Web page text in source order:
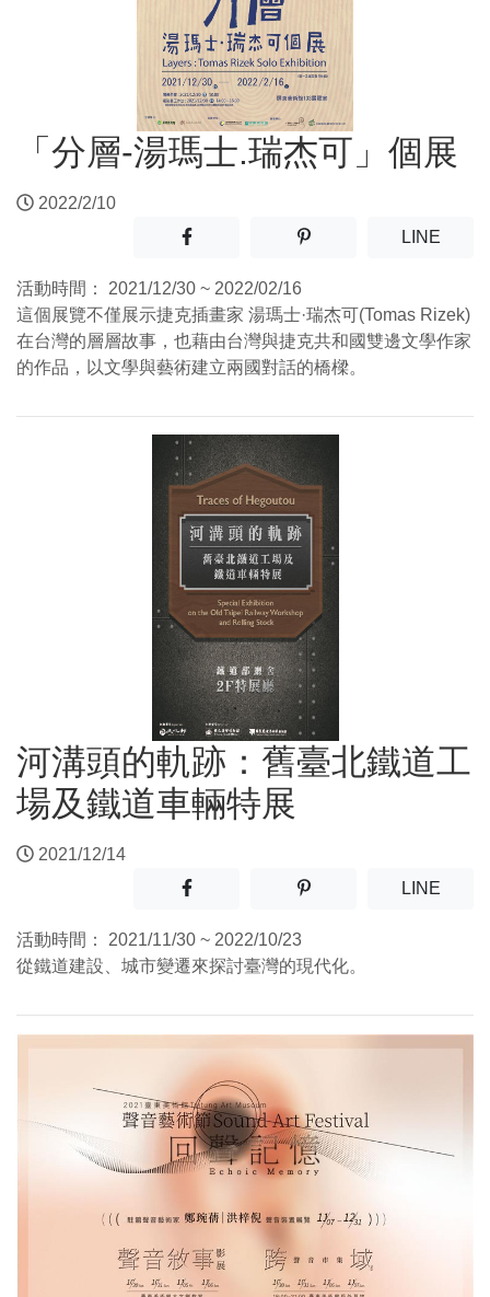
「分層-湯瑪士.瑞杰可」個展
2022/2/10
分享至facebook(另開新視窗)
分享至噗浪(另開新視窗)
LINE(另開
活動時間：
2021/12/30 ~ 2022/02/16
這個展覽不僅展示捷克插畫家 湯瑪士·瑞杰可(Tomas Rizek)
在台灣的層層故事，也藉由台灣與捷克共和國雙邊文學作家
的作品，以文學與藝術建立兩國對話的橋樑。
河溝頭的軌跡：舊臺北鐵道工
場及鐵道車輛特展
2021/12/14
分享至facebook(另開新視窗)
分享至噗浪(另開新視窗)
LINE(另開
活動時間：
2021/11/30 ~ 2022/10/23
從鐵道建設、城市變遷來探討臺灣的現代化。